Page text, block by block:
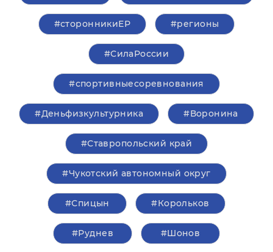
#сторонникиЕР #регионы
#СилаРоссии
#спортивныесоревнования
#Деньфизкультурника #Воронина
#Ставропольский край
#Чукотский автономный округ
#Спицын #Корольков
#Руднев #Шонов